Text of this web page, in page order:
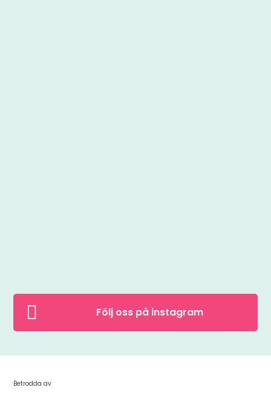
 Följ oss på instagram
Betrodda av